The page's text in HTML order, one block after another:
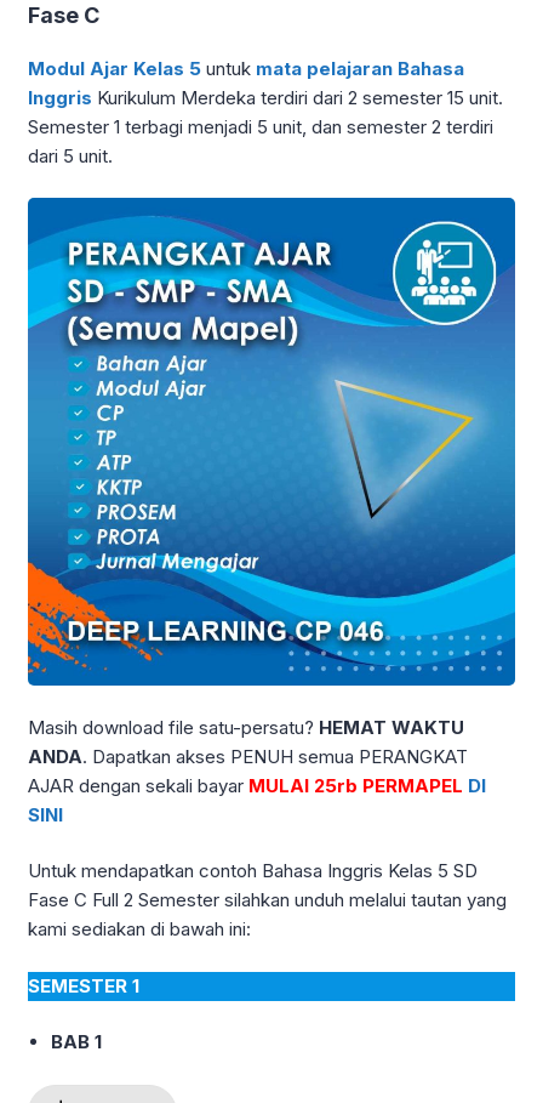
Fase C
Modul Ajar Kelas 5 untuk mata pelajaran Bahasa
Inggris Kurikulum Merdeka terdiri dari 2 semester 15 unit.
Semester 1 terbagi menjadi 5 unit, dan semester 2 terdiri
dari 5 unit.
Masih download file satu-persatu? HEMAT WAKTU
ANDA. Dapatkan akses PENUH semua PERANGKAT
AJAR dengan sekali bayar MULAI 25rb PERMAPEL DI
SINI
Untuk mendapatkan contoh Bahasa Inggris Kelas 5 SD
Fase C Full 2 Semester silahkan unduh melalui tautan yang
kami sediakan di bawah ini:
SEMESTER 1
BAB 1